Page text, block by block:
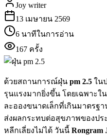
Joy writer
13 เมษายน 2569
6 นาทีในการอ่าน
167 ครั้ง
ด้วยสถานการณ์ฝุ่น pm 2.5 ใน
รุนแรงมากยิ่งขึ้น โดยเฉพาะ
ละอองขนาดเล็กที่เกินมาตรฐ
ส่งผลกระทบต่อสุขภาพของป
หลีกเลี่ยงไม่ได้ วันนี้ Rongram